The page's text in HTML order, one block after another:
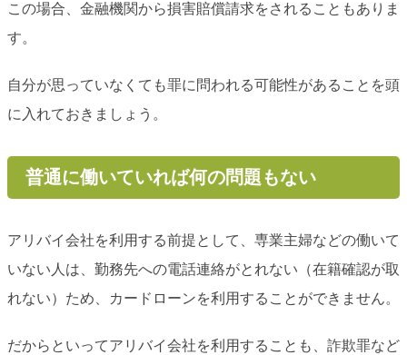
この場合、金融機関から損害賠償請求をされることもありま
す。
自分が思っていなくても罪に問われる可能性があることを頭
に入れておきましょう。
普通に働いていれば何の問題もない
アリバイ会社を利用する前提として、専業主婦などの働いて
いない人は、勤務先への電話連絡がとれない（在籍確認が取
れない）ため、カードローンを利用することができません。
だからといってアリバイ会社を利用することも、詐欺罪など